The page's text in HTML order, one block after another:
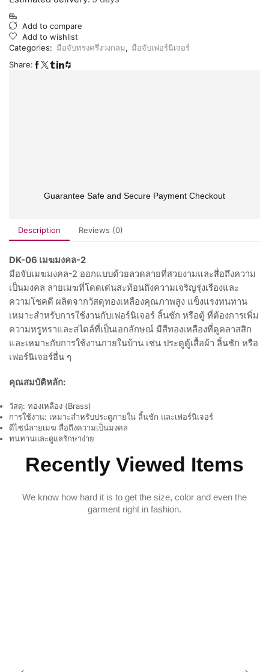
Add to compare
Add to wishlist
Categories: มือจับทรงครึ่งวงกลม, มือจับเฟอร์นิเจอร์
Share:
Guarantee Safe and Secure Payment Checkout
Description Reviews (0)
DK-06 เมฆมงคล-2
มือจับเมฆมงคล-2 ออกแบบด้วยลวดลายที่สวยงามและสื่อถึงความ
เป็นมงคล ลายเมฆที่โดดเด่นสะท้อนถึงความเจริญรุ่งเรืองและ
ความโชคดี ผลิตจากวัสดุทองเหลืองคุณภาพสูง แข็งแรงทนทาน
เหมาะสำหรับการใช้งานกับเฟอร์นิเจอร์ ลิ้นชัก หรือตู้ ที่ต้องการเพิ่ม
ความหรูหราและสไตล์ที่เป็นเอกลักษณ์ มีสีทองเหลืองที่ดูคลาสสิก
และเหมาะกับการใช้งานภายในบ้าน เช่น ประตูตู้เสื้อผ้า ลิ้นชัก หรือ
เฟอร์นิเจอร์อื่น ๆ
คุณสมบัติหลัก:
วัสดุ: ทองเหลือง (Brass)
การใช้งาน: เหมาะสำหรับประตูภายใน ลิ้นชัก และเฟอร์นิเจอร์
ดีไซน์ลายเมฆ สื่อถึงความเป็นมงคล
ทนทานและดูแลรักษาง่าย
Recently Viewed Items
We know how hard it is to get the size, color and even the
garment right in fashion.